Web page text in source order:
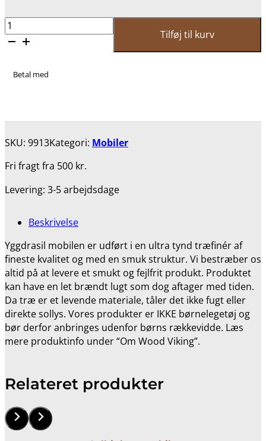
Yggdrasil
-
Tilføj til kurv
Betal med
SKU: 9913Kategori: Mobiler
Fri fragt fra 500 kr.
Levering: 3-5 arbejdsdage
Beskrivelse
Yggdrasil mobilen er udført i en ultra tynd træfinér af
fineste kvalitet og med en smuk struktur. Vi bestræber os
altid på at levere et smukt og fejlfrit produkt. Produktet
kan have en let brændt lugt som dog aftager med tiden.
Da træ er et levende materiale, tåler det ikke fugt eller
direkte sollys. Vores produkter er IKKE børnelegetøj og
bør derfor anbringes udenfor børns rækkevidde. Læs
mere produktinfo under “Om Wood Viking”.
Relateret produkter